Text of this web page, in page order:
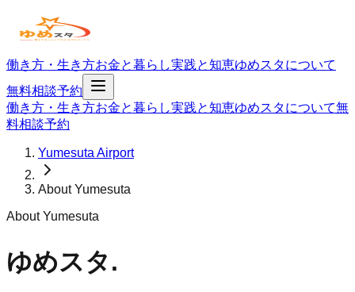
働き方・生き方お金と暮らし実践と知恵ゆめスタについて
無料相談予約
働き方・生き方お金と暮らし実践と知恵ゆめスタについて無
料相談予約
Yumesuta Airport
About Yumesuta
About Yumesuta
ゆめスタ.